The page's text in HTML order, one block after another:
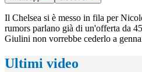
Il Chelsea si è messo in fila per
rumors parlano già di un'offerta da
Giulini non vorrebbe cederlo a
Ultimi video